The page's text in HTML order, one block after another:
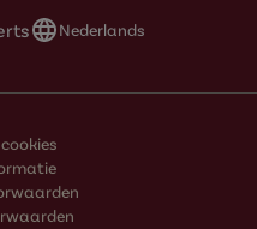
Nederlands